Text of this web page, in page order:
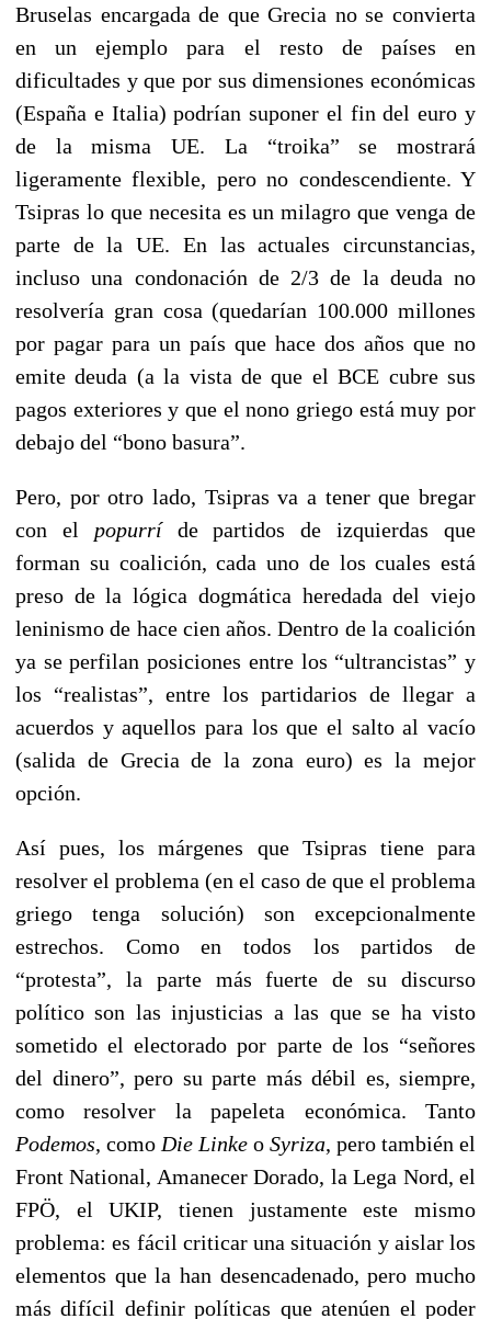
Bruselas encargada de que Grecia no se convierta
en un ejemplo para el resto de países en
dificultades y que por sus dimensiones económicas
(España e Italia) podrían suponer el fin del euro y
de la misma UE. La “troika” se mostrará
ligeramente flexible, pero no condescendiente. Y
Tsipras lo que necesita es un milagro que venga de
parte de la UE. En las actuales circunstancias,
incluso una condonación de 2/3 de la deuda no
resolvería gran cosa (quedarían 100.000 millones
por pagar para un país que hace dos años que no
emite deuda (a la vista de que el BCE cubre sus
pagos exteriores y que el nono griego está muy por
debajo del “bono basura”.
Pero, por otro lado, Tsipras va a tener que bregar
con el popurríde partidos de izquierdas que
forman su coalición, cada uno de los cuales está
preso de la lógica dogmática heredada del viejo
leninismo de hace cien años. Dentro de la coalición
ya se perfilan posiciones entre los “ultrancistas” y
los “realistas”, entre los partidarios de llegar a
acuerdos y aquellos para los que el salto al vacío
(salida de Grecia de la zona euro) es la mejor
opción.
Así pues, los márgenes que Tsipras tiene para
resolver el problema (en el caso de que el problema
griego tenga solución) son excepcionalmente
estrechos. Como en todos los partidos de
“protesta”, la parte más fuerte de su discurso
político son las injusticias a las que se ha visto
sometido el electorado por parte de los “señores
del dinero”, pero su parte más débil es, siempre,
como resolver la papeleta económica. Tanto
Podemos, como Die Linke o Syriza, pero también el
Front National, Amanecer Dorado, la Lega Nord, el
FPÖ, el UKIP, tienen justamente este mismo
problema: es fácil criticar una situación y aislar los
elementos que la han desencadenado, pero mucho
más difícil definir políticas que atenúen el poder